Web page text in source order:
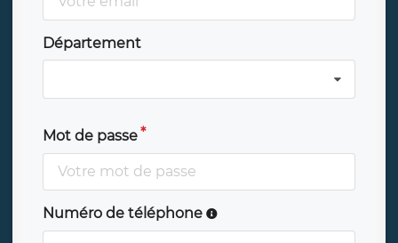
Département
Mot de passe
Numéro de téléphone